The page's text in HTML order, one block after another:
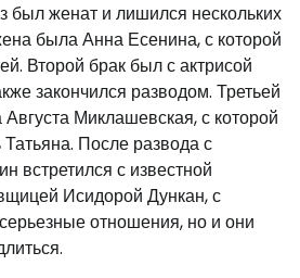
был женат и лишился нескольких
была Анна Есенина, с которой
Второй брак был с актрисой
закончился разводом. Третьей
Миклашевская, с которой
После развода с
встретился с известной
Исидорой Дункан, с
отношения, но и они